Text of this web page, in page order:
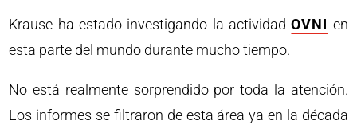
Krause ha estado investigando la actividadOVNI en
esta parte del mundo durante mucho tiempo.
No está realmente sorprendido por toda la atención.
Los informes se filtraron de esta área ya en la década